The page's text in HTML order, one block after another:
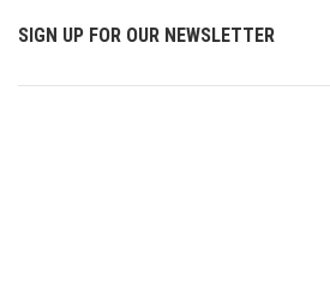
SIGN UP FOR OUR NEWSLETTER